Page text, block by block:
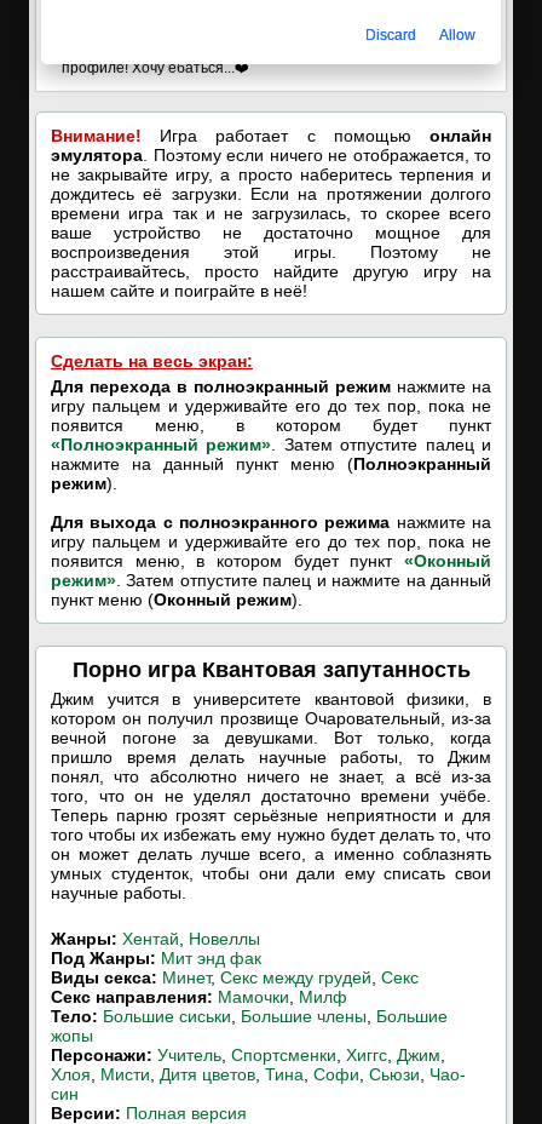
профиле! Хочу ебаться...❤️
🔥ПОРНО-ЧАТ ОНЛАЙН🔥
Внимание! Игра работает с помощью онлайн
эмулятора . Поэтому если ничего не отображается, то
не закрывайте игру, а просто наберитесь терпения и
дождитесь её загрузки. Если на протяжении долгого
времени игра так и не загрузилась, то скорее всего
ваше устройство не достаточно мощное для
воспроизведения этой игры. Поэтому не
расстраивайтесь, просто найдите другую игру на
нашем сайте и поиграйте в неё!
Сделать на весь экран:
Для перехода в полноэкранный режим нажмите на
игру пальцем и удерживайте его до тех пор, пока не
появится меню, в котором будет пункт
«Полноэкранный режим» . Затем отпустите палец и
нажмите на данный пункт меню (Полноэкранный
режим).
Для выхода с полноэкранного режима нажмите на
игру пальцем и удерживайте его до тех пор, пока не
появится меню, в котором будет пункт «Оконный
режим» . Затем отпустите палец и нажмите на данный
пункт меню (Оконный режим).
Порно игра Квантовая запутанность
Джим учится в университете квантовой физики, в
котором он получил прозвище Очаровательный, из-за
вечной погоне за девушками. Вот только, когда
пришло время делать научные работы, то Джим
понял, что абсолютно ничего не знает, а всё из-за
того, что он не уделял достаточно времени учёбе.
Теперь парню грозят серьёзные неприятности и для
того чтобы их избежать ему нужно будет делать то, что
он может делать лучше всего, а именно соблазнять
умных студенток, чтобы они дали ему списать свои
научные работы.
Жанры: Хентай
Новеллы
Под Жанры: Мит энд фак
Виды секса: Минет, Секс между грудей Секс
Cекс направления: Мамочки
Милф
Тело: Большие сиськи Большие члены Большие
жопы
Персонажи: Учитель Спортсменки Хиггс Джим
Хлоя
Мисти Дитя цветов Тина Софи Сьюзи
Чао-
син
Версии: Полная версия
Discard Allow